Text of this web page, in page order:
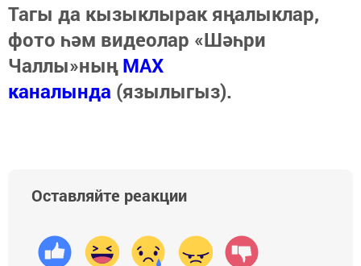
Тагы да кызыклырак яңалыклар,
фото һәм видеолар «Шәһри
Чаллы»ныңMAX
каналында (язылыгыз).
Оставляйте реакции